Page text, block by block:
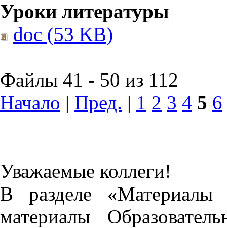
Уроки литературы
doc (53 KB)
Файлы 41 - 50 из 112
Начало | Пред. | 1 2 3 4 5 6
Уважаемые коллеги!
В разделе «Материалы
материалы